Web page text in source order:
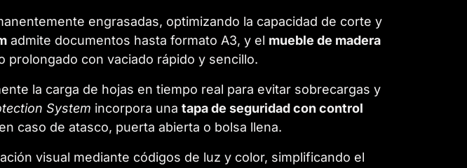
engrasadas, optimizando la capacidad de corte y
admite documentos hasta formato A3, y el mueble de madera
prolongado con vaciado rápido y sencillo.
la carga de hojas en tiempo real para evitar sobrecargas y
System incorpora una tapa de seguridad con control
caso de atasco, puerta abierta o bolsa llena.
visual mediante códigos de luz y color, simplificando el